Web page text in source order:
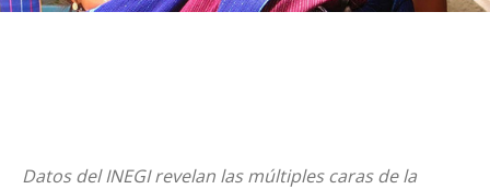
Datos del INEGI revelan las múltiples caras de la